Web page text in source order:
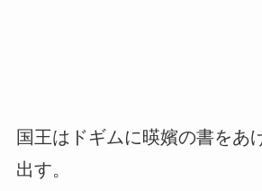
国王はドギムに暎嬪の書をあ
出す。